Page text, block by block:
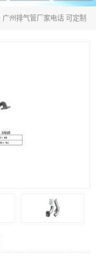
广州排气管厂家电话 可定制